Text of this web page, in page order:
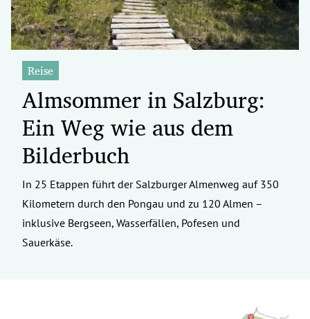
Reise
Almsommer in Salzburg:
Ein Weg wie aus dem
Bilderbuch
In 25 Etappen führt der Salzburger Almenweg auf 350
Kilometern durch den Pongau und zu 120 Almen –
inklusive Bergseen, Wasserfällen, Pofesen und
Sauerkäse.